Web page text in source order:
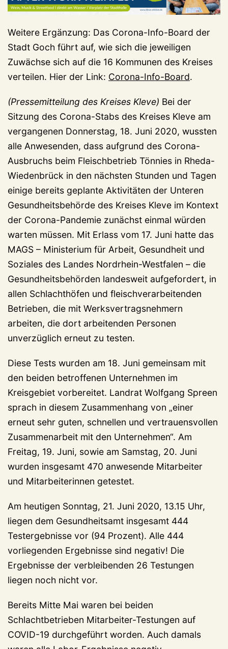
Weitere Ergänzung: Das Corona-Info-Board der
Stadt Goch führt auf, wie sich die jeweiligen
Zuwächse sich auf die 16 Kommunen des Kreises
verteilen. Hier der Link: Corona-Info-Board.
(Pressemitteilung des Kreises Kleve) Bei der
Sitzung des Corona-Stabs des Kreises Kleve am
vergangenen Donnerstag, 18. Juni 2020, wussten
alle Anwesenden, dass aufgrund des Corona-
Ausbruchs beim Fleischbetrieb Tönnies in Rheda-
Wiedenbrück in den nächsten Stunden und Tagen
einige bereits geplante Aktivitäten der Unteren
Gesundheitsbehörde des Kreises Kleve im Kontext
der Corona-Pandemie zunächst einmal würden
warten müssen. Mit Erlass vom 17. Juni hatte das
MAGS – Ministerium für Arbeit, Gesundheit und
Soziales des Landes Nordrhein-Westfalen – die
Gesundheitsbehörden landesweit aufgefordert, in
allen Schlachthöfen und fleischverarbeitenden
Betrieben, die mit Werksvertragsnehmern
arbeiten, die dort arbeitenden Personen
unverzüglich erneut zu testen.
Diese Tests wurden am 18. Juni gemeinsam mit
den beiden betroffenen Unternehmen im
Kreisgebiet vorbereitet. Landrat Wolfgang Spreen
sprach in diesem Zusammenhang von „einer
erneut sehr guten, schnellen und vertrauensvollen
Zusammenarbeit mit den Unternehmen“. Am
Freitag, 19. Juni, sowie am Samstag, 20. Juni
wurden insgesamt 470 anwesende Mitarbeiter
und Mitarbeiterinnen getestet.
Am heutigen Sonntag, 21. Juni 2020, 13.15 Uhr,
liegen dem Gesundheitsamt insgesamt 444
Testergebnisse vor (94 Prozent). Alle 444
vorliegenden Ergebnisse sind negativ! Die
Ergebnisse der verbleibenden 26 Testungen
liegen noch nicht vor.
Bereits Mitte Mai waren bei beiden
Schlachtbetrieben Mitarbeiter-Testungen auf
COVID-19 durchgeführt worden. Auch damals